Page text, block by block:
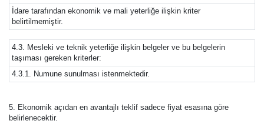
İdare tarafından ekonomik ve mali yeterliğe ilişkin kriter
belirtilmemiştir.
4.3. Mesleki ve teknik yeterliğe ilişkin belgeler ve bu belgelerin
taşıması gereken kriterler:
4.3.1. Numune sunulması istenmektedir.
5. Ekonomik açıdan en avantajlı teklif sadece fiyat esasına göre
belirlenecektir.